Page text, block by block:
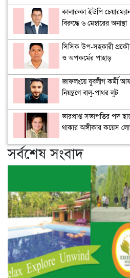
কালারুকা ইউপি
বিরুদ্ধে ৬ মেম্বারের অনাস্থা
সিসিক উপ-সহকারী
ও অপকর্মের পাহাড়
জাফলংয়ে যুবলীগ কর্মী
নিয়ন্ত্রণে বালু-পাথর লুট
ভারপ্রাপ্ত সভাপতির পদ
থাকার অঙ্গীকার কয়েস
সর্বশেষ সংবাদ